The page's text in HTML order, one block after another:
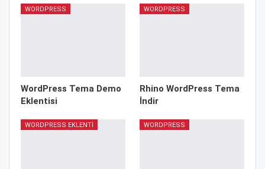
WORDPRESS
WordPress Tema Demo
Eklentisi
WORDPRESS
Rhino WordPress Tema
İndir
WORDPRESS EKLENTI WORDPRESS